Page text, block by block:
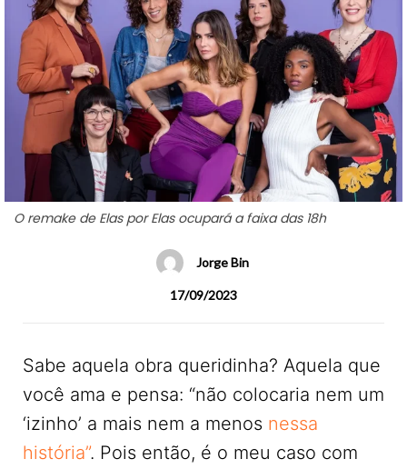
O remake de Elas por Elas ocupará a faixa das 18h
Jorge Bin
17/09/2023
Sabe aquela obra queridinha? Aquela que
você ama e pensa: “não colocaria nem um
‘izinho’ a mais nem a menos nessa
história”. Pois então, é o meu caso com